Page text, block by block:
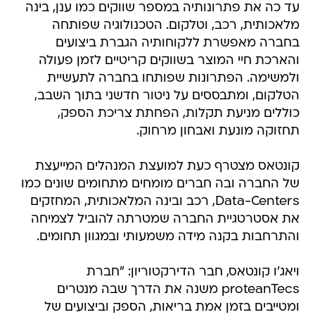
עד כה את פתרונותיה במספר שווקים כמו ענן, בינה
מלאכותית, רכב, וטלקום. הטכנולוגיה שפותחה
בחברה מאפשרת ללקוחותיה הגברת ביצועים
והארכת חיי המוצר בשווקים קריטיים לזמן פעולה
ולמשימה. הפתרונות שפותחו בחברה לתעשיית
הטלקום, ומתבססים על ניטור חדשני בתוך השבב,
כוללים מניעת תקלות, הפחתת צריכת הספק,
תחזוקה מונעת ואבחון מרחוק.
קונטאס מצטרף כעת למועצת המנהלים המייעצת
של החברה ובה חברים מומחים מתחומים שונים כמו
Data-Centers, רכב ובינה המלאכותית, המחזקים
את אסטרטגיית החברה שמטרתה להוביל לצמיחה
והתרחבות בקנה מידה משמעותי ובמגוון תחומים.
ויאג'ו קונטאס, חבר הדירקטוריון: "חברת
proteanTecs משנה את הדרך שבה מנטרים
ומטייבים בזמן אמת בריאות, הספק וביצועים של